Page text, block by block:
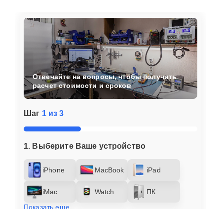
Шаг 1 из 3
1. Выберите Ваше устройство
iPhone MacBook iPad
iMac Watch
ПК
Показать еще
Отвечайте на вопросы, чтобы получить
расчет стоимости и сроков